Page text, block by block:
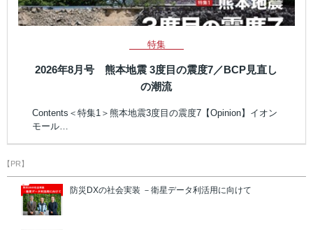
特集
2026年8月号 熊本地震 3度目の震度7／BCP見直し
の潮流
Contents＜特集1＞熊本地震3度目の震度7【Opinion】イオン
モール…
【PR】
防災DXの社会実装 －衛星データ利活用に向けて